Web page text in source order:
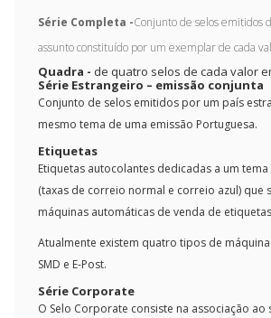
Série Completa -Conjunto de selos emitidos
assunto constituído por um exemplar de cada
Quadra - de quatro selos de cada valor
Série Estrangeiro – emissão conjunta
Conjunto de selos emitidos por um país
mesmo tema de uma emissão Portuguesa.
Etiquetas
Etiquetas autocolantes dedicadas a um
(taxas de correio normal e correio azul) que
máquinas automáticas de venda de
Atualmente existem quatro tipos de
SMD e E-Post.
Série Corporate
O Selo Corporate consiste na associação ao